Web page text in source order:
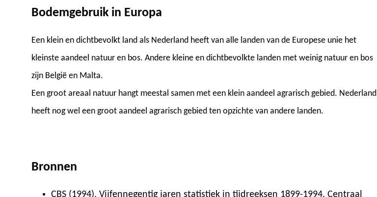
Bodemgebruik in Europa
Een klein en dichtbevolkt land als Nederland heeft van alle landen van de Europese unie het
kleinste aandeel natuur en bos. Andere kleine en dichtbevolkte landen met weinig natuur en bos
zijn België en Malta.
Een groot areaal natuur hangt meestal samen met een klein aandeel agrarisch gebied. Nederland
heeft nog wel een groot aandeel agrarisch gebied ten opzichte van andere landen.
Bronnen
CBS (1994). Vijfennegentig jaren statistiek in tijdreeksen 1899-1994. Centraal